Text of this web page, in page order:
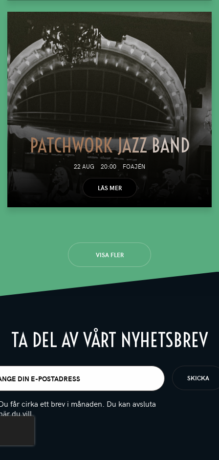
PATCHWORK JAZZ BAND
22 AUG 20:00 FOAJÉN
LÄS MER
VISA FLER
TA DEL AV VÅRT NYHETSBREV
får cirka ett brev i månaden. Du kan avsluta
du vill.